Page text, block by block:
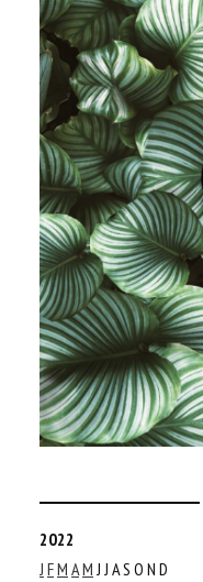
2022
J FM AM J J AS O N D